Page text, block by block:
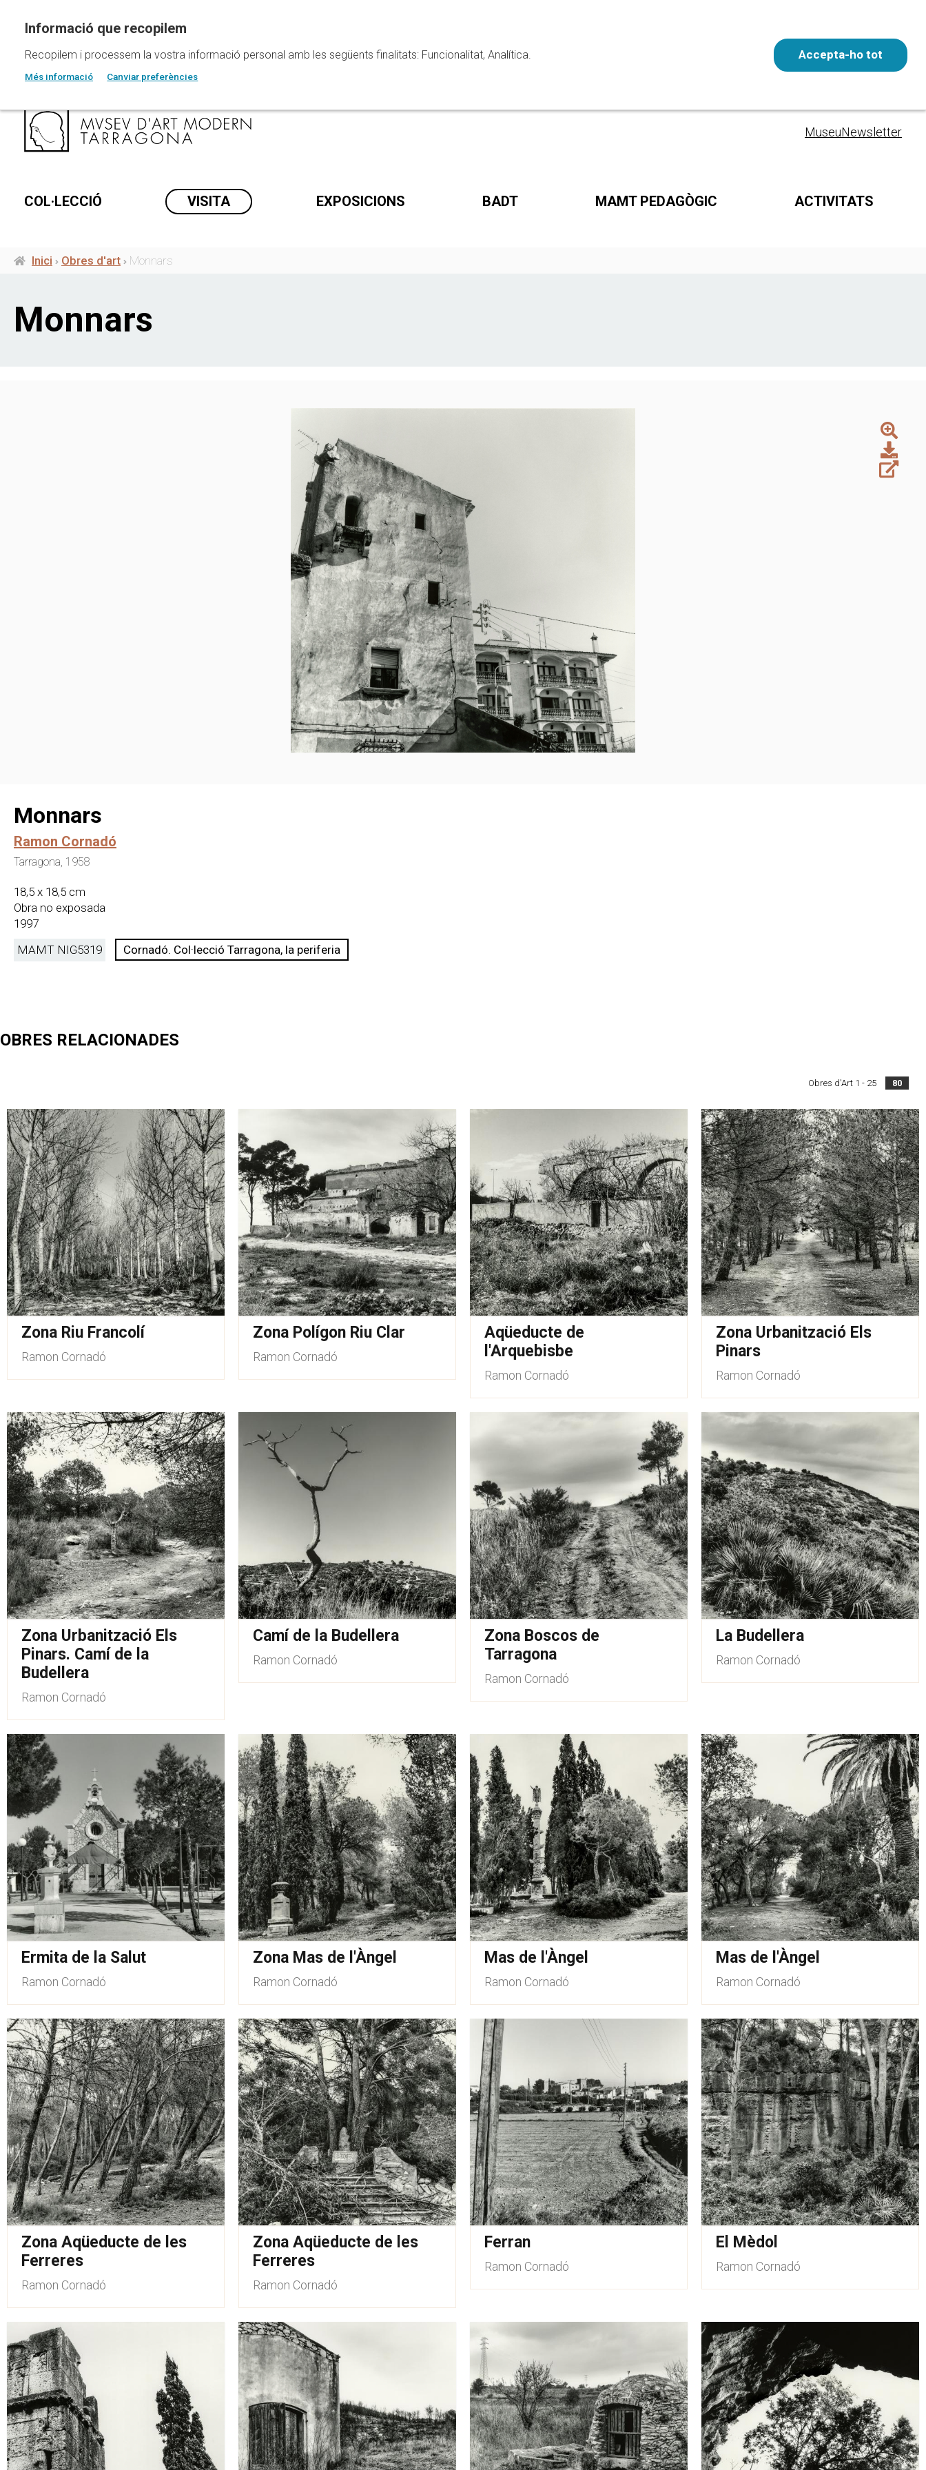
Entrada gratuïta
CAT
MuseuNewsletter
COL·LECCIÓ VISITA EXPOSICIONS BADT MAMT PEDAGÒGIC ACTIVITATS
Fil
Inici Obres d'art Monnars
Monnars
Monnars
Ramon Cornadó
Tarragona, 1958
18,5 x 18,5 cm
Obra no exposada
1997
MAMT NIG5319 Cornadó. Col·lecció Tarragona, la periferia
OBRES RELACIONADES
Obres d'Art 1 - 25 80
Zona Riu Francolí
Ramon Cornadó
Zona Polígon Riu Clar
Ramon Cornadó
Aqüeducte de
l'Arquebisbe
Ramon Cornadó
Zona Urbanització Els
Pinars
Ramon Cornadó
Zona Urbanització Els
Pinars. Camí de la
Budellera
Ramon Cornadó
Camí de la Budellera
Ramon Cornadó
Zona Boscos de
Tarragona
Ramon Cornadó
La Budellera
Ramon Cornadó
Ermita de la Salut
Ramon Cornadó
Zona Mas de l'Àngel
Ramon Cornadó
Mas de l'Àngel
Ramon Cornadó
Mas de l'Àngel
Ramon Cornadó
Zona Aqüeducte de les
Ferreres
Ramon Cornadó
Zona Aqüeducte de les
Ferreres
Ramon Cornadó
Ferran
Ramon Cornadó
El Mèdol
Ramon Cornadó
Recopilem i processem la vostra informació personal amb les següents finalitats: Funcionalitat, Analítica.
Més informació Canviar preferències
Accepta-ho tot